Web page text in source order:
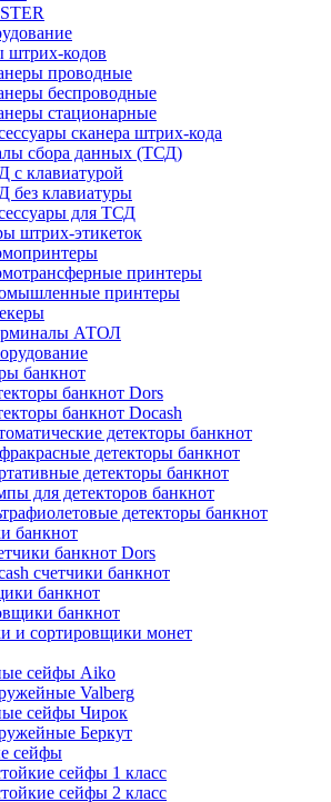
штрих-кодов
проводные
беспроводные
стационарные
сканера штрих-кода
сбора данных (ТСД)
с клавиатурой
без клавиатуры
для ТСД
штрих-этикеток
принтеры
принтеры
АТОЛ
банкнот
банкнот Dors
банкнот Docash
детекторы банкнот
детекторы банкнот
детекторы банкнот
для детекторов банкнот
детекторы банкнот
банкнот
банкнот Dors
счетчики банкнот
банкнот
банкнот
и сортировщики монет
сейфы Aiko
Valberg
сейфы Чирок
Беркут
сейфы
сейфы 1 класс
сейфы 2 класс